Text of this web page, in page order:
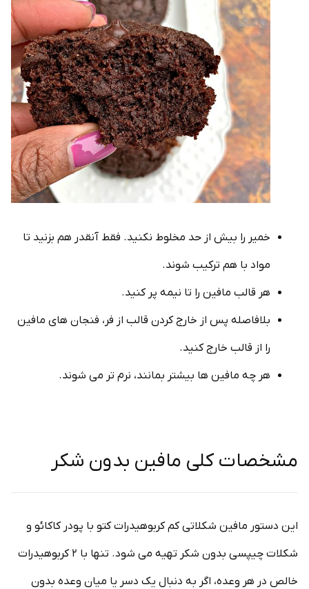
خمیر را بیش از حد مخلوط نکنید. فقط آنقدر هم بزنید تا
مواد با هم ترکیب شوند.
هر قالب مافین را تا نیمه پر کنید.
بلافاصله پس از خارج کردن قالب از فر، فنجان های مافین
را از قالب خارج کنید.
هر چه مافین ها بیشتر بمانند، نرم تر می شوند.
مشخصات کلی مافین بدون شکر
این دستور مافین شکلاتی کم کربوهیدرات کتو با پودر کاکائو و
شکلات چیپسی بدون شکر تهیه می شود. تنها با ۲ کربوهیدرات
خالص در هر وعده، اگر به دنبال یک دسر یا میان وعده بدون